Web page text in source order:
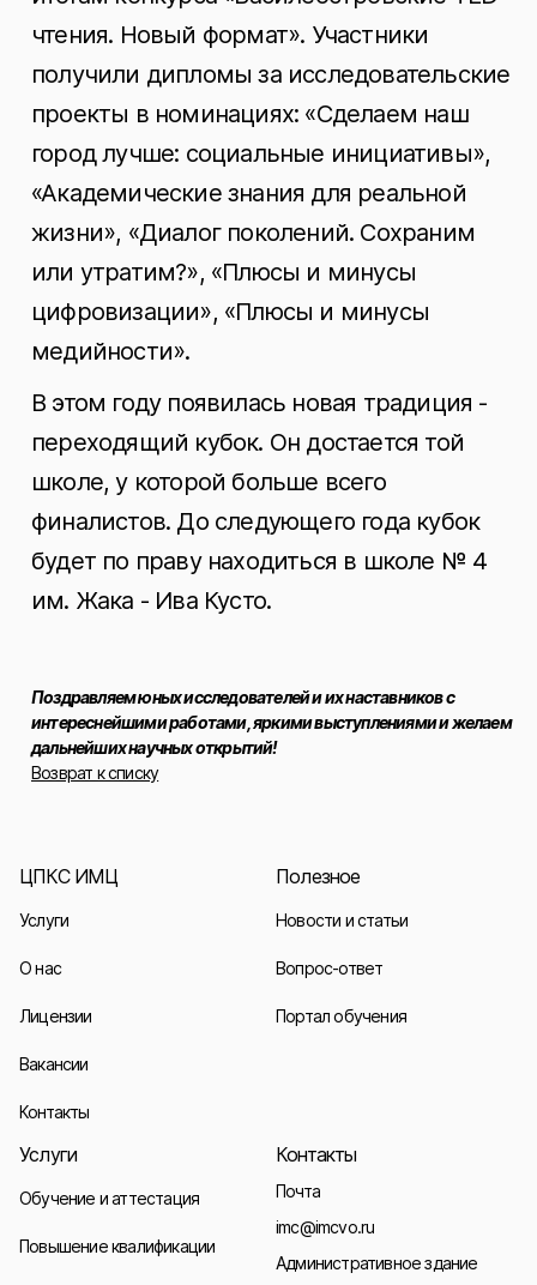
чтения. Новый формат». Участники
получили дипломы за исследовательские
проекты в номинациях: «Сделаем наш
город лучше: социальные инициативы»,
«Академические знания для реальной
жизни», «Диалог поколений. Сохраним
или утратим?», «Плюсы и минусы
цифровизации», «Плюсы и минусы
медийности».
В этом году появилась новая традиция -
переходящий кубок. Он достается той
школе, у которой больше всего
финалистов. До следующего года кубок
будет по праву находиться в школе № 4
им. Жака - Ива Кусто.
Поздравляем юных исследователей и их наставников с
интереснейшими работами, яркими выступлениями и желаем
дальнейших научных открытий!
Возврат к списку
ЦПКС ИМЦ
Услуги
О нас
Лицензии
Вакансии
Контакты
Полезное
Новости и статьи
Вопрос-ответ
Портал обучения
Услуги
Обучение и аттестация
Повышение квалификации
Контакты
Почта
imc@imcvo.ru
Административное здание